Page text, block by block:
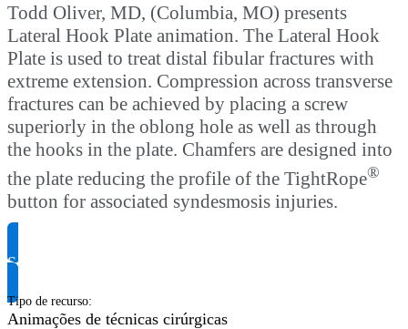
Todd Oliver, MD, (Columbia, MO) presents
Lateral Hook Plate animation. The Lateral Hook
Plate is used to treat distal fibular fractures with
extreme extension. Compression across transverse
fractures can be achieved by placing a screw
superiorly in the oblong hole as well as through
the hooks in the plate. Chamfers are designed into
the plate reducing the profile of the TightRope®
button for associated syndesmosis injuries.
Solicite informação do produto
Tipo de recurso:
Animações de técnicas cirúrgicas